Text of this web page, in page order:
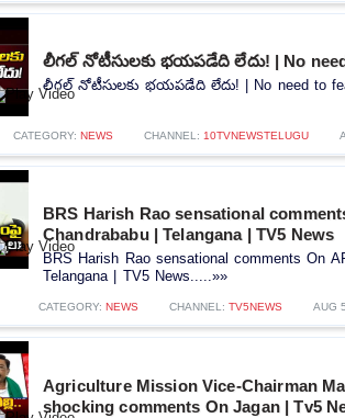
లీగల్ నోటీసులకు భయపడేది లేదు! | No need
లీగల్ నోటీసులకు భయపడేది లేదు! | No need to
CATEGORY: NEWS CHANNEL: 10TVNEWSTELUGU
BRS Harish Rao sensational
Chandrababu | Telangana | TV5 News
BRS Harish Rao sensational comments On
Telangana | TV5 News.....»»
CATEGORY: NEWS CHANNEL: TV5NEWS AUG
Agriculture Mission Vice-Chairman
shocking comments On Jagan | Tv5